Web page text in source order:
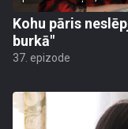
Kohu pāris
burkā"
37. epizode